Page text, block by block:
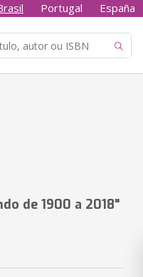
Portugal España
de 1900 a 2018"